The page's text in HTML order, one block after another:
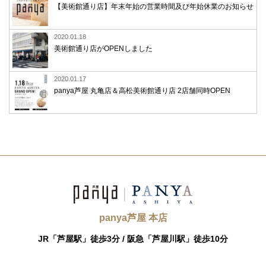
【美術館通り店】年末年始の営業時間及び年始休業のお知らせ
2020.01.18
美術館通り店がOPENしました
2020.01.17
panya芦屋 丸亀店＆高松美術館通り店 2店舗同時OPEN
panya芦屋 本店
JR「芦屋駅」徒歩3分 / 阪急「芦屋川駅」徒歩10分